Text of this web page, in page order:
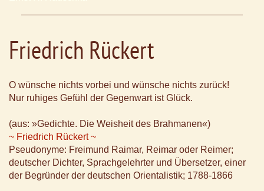
Friedrich Rückert
O wünsche nichts vorbei und wünsche nichts zurück!
Nur ruhiges Gefühl der Gegenwart ist Glück.
(aus: »Gedichte. Die Weisheit des Brahmanen«)
~ Friedrich Rückert ~
Pseudonyme: Freimund Raimar, Reimar oder Reimer;
deutscher Dichter, Sprachgelehrter und Übersetzer, einer
der Begründer der deutschen Orientalistik; 1788-1866